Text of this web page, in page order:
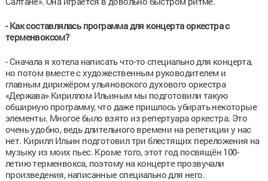
- Как составлялась программа для концерта оркестра с
терменвоксом?
- Сначала я хотела написать что-то специально для концерта,
но потом вместе с художественным руководителем и
главным дирижёром ульяновского духового оркестра
«Держава» Кириллом Ильиным мы подготовили такую
обширную программу, что даже пришлось убирать некоторые
элементы. Многое было взято из репертуара оркестра. Это
очень удобно, ведь длительного времени на репетиции у нас
нет. Кирилл Ильин подготовил три блестящих переложения на
музыку из моих пьес. Кроме того, этот год посвящён 100-
летию терменвокса, поэтому на концерте прозвучали
произведения, написанные специально для него.